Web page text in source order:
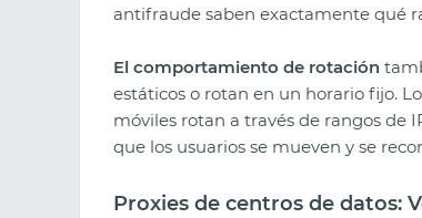
antifraude saben exactamente qué
El comportamiento de rotación
estáticos o rotan en un horario fijo.
móviles rotan a través de rangos de
que los usuarios se mueven y se
Proxies de centros de datos: